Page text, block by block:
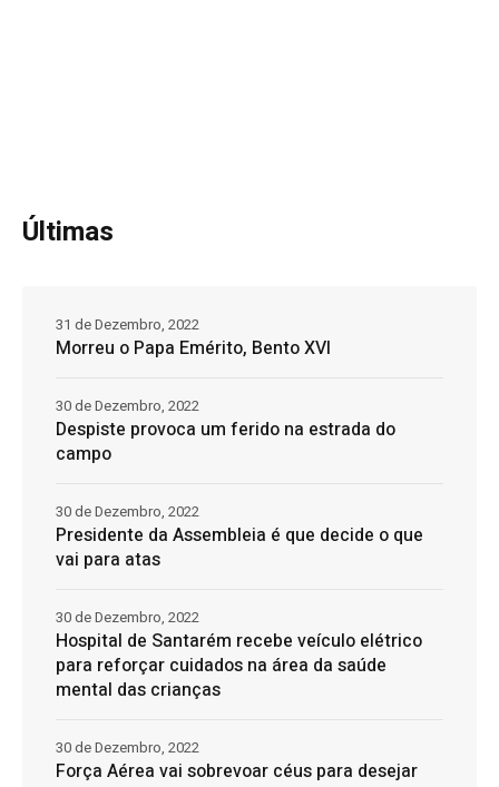
Últimas
Morreu o Papa Emérito, Bento XVI
31 de Dezembro, 2022
Despiste provoca um ferido na estrada do
campo
30 de Dezembro, 2022
Presidente da Assembleia é que decide o que
vai para atas
30 de Dezembro, 2022
Hospital de Santarém recebe veículo elétrico
para reforçar cuidados na área da saúde
mental das crianças
30 de Dezembro, 2022
Força Aérea vai sobrevoar céus para desejar
30 de Dezembro, 2022